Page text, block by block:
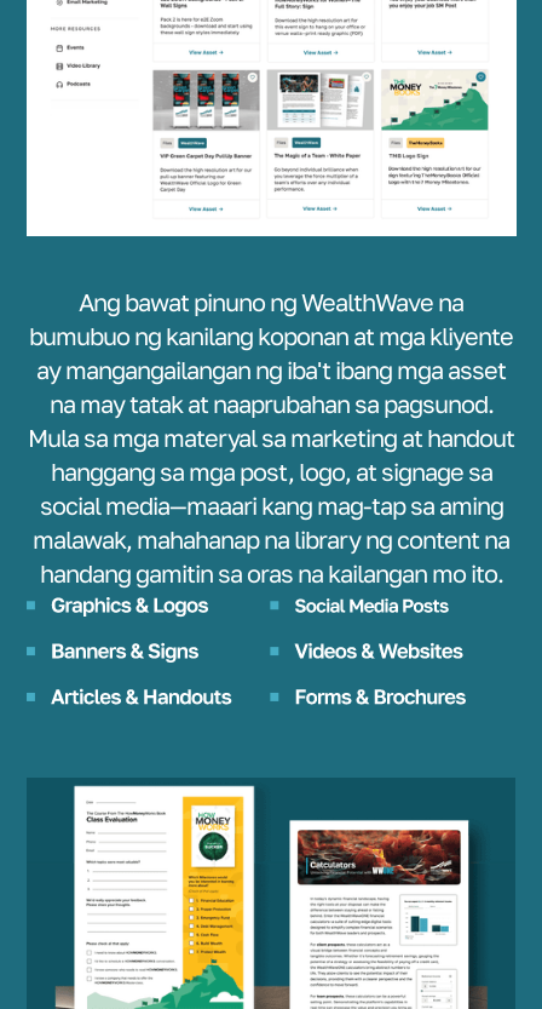
Ang bawat pinuno ng WealthWave na
bumubuo ng kanilang koponan at mga kliyente
ay mangangailangan ng iba't ibang mga asset
na may tatak at naaprubahan sa pagsunod.
Mula sa mga materyal sa marketing at handout
hanggang sa mga post, logo, at signage sa
social media—maaari kang mag-tap sa aming
malawak, mahahanap na library ng content na
handang gamitin sa oras na kailangan mo ito.